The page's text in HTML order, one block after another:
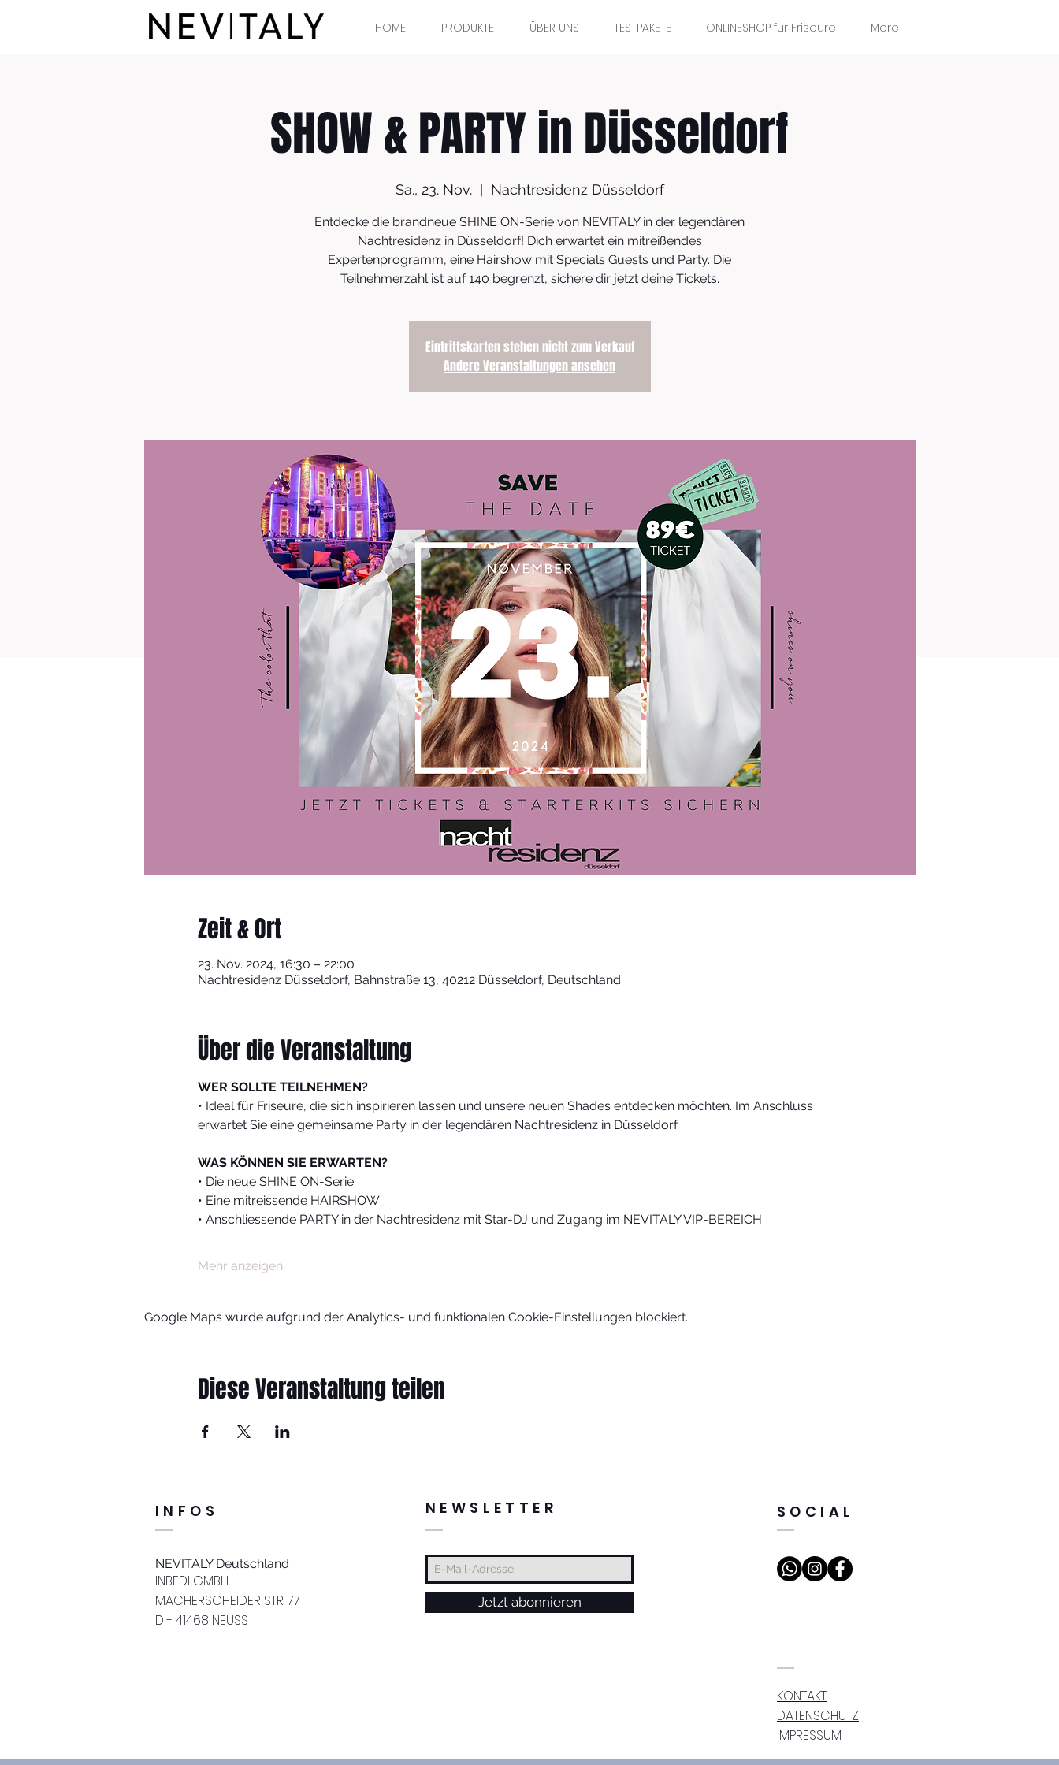
HOME PRODUKTE ÜBER UNS TESTPAKETE ONLINESHOP für Friseure More
SHOW & PARTY in Düsseldorf
Sa., 23. Nov.
  |
Nachtresidenz Düsseldorf
Entdecke die brandneue SHINE ON-Serie von NEVITALY in der legendären
Nachtresidenz in Düsseldorf! Dich erwartet ein mitreißendes
Expertenprogramm, eine Hairshow mit Specials Guests und Party. Die
Teilnehmerzahl ist auf 140 begrenzt, sichere dir jetzt deine Tickets.
Eintrittskarten stehen nicht zum Verkauf
Andere Veranstaltungen ansehen
Zeit & Ort
23. Nov. 2024, 16:30 – 22:00
Nachtresidenz Düsseldorf, Bahnstraße 13, 40212 Düsseldorf, Deutschland
Über die Veranstaltung
WER SOLLTE TEILNEHMEN?
• Ideal für Friseure, die sich inspirieren lassen und unsere neuen Shades entdecken möchten. Im Anschluss
erwartet Sie eine gemeinsame Party in der legendären Nachtresidenz in Düsseldorf.
WAS KÖNNEN SIE ERWARTEN?
• Die neue SHINE ON-Serie
• Eine mitreissende HAIRSHOW
• Anschliessende PARTY in der Nachtresidenz mit Star-DJ und Zugang im NEVITALY VIP-BEREICH
Mehr anzeigen
Google Maps wurde aufgrund der Analytics- und funktionalen Cookie-Einstellungen blockiert.
Diese Veranstaltung teilen
INFOS
NEVITALY Deutschland
INBEDI GMBH
MACHERSCHEIDER STR. 77
D - 41468 NEUSS
NEWSLETTER
Jetzt abonnieren
SOCIAL
KONTAKT
DATENSCHUTZ
IMPRESSUM